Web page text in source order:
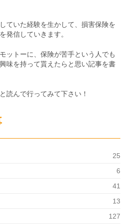
ていた経験を生かして、損害保険を
発信していきます。
ットーに、保険が苦手という人でも
味を持って貰えたらと思い記事を書
読んで行ってみて下さい！
25
6
41
13
127